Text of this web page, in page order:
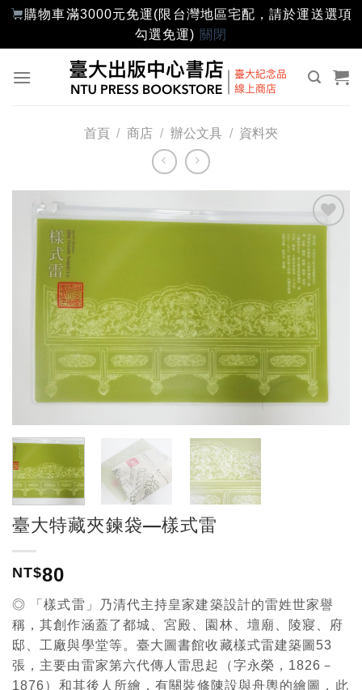
購物車滿3000元免運(限台灣地區宅配，請於運送選項
勾選免運) 關閉
首頁 / 商店 / 辦公文具 / 資料夾
單」
臺大特藏夾鍊袋—樣式雷
NT$80
◎ 「樣式雷」乃清代主持皇家建築設計的雷姓世家譽
稱，其創作涵蓋了都城、宮殿、園林、壇廟、陵寢、府
邸、工廠與學堂等。臺大圖書館收藏樣式雷建築圖53
張，主要由雷家第六代傳人雷思起（字永榮，1826－
1876）和其後人所繪，有關裝修陳設與舟輿的繪圖，此